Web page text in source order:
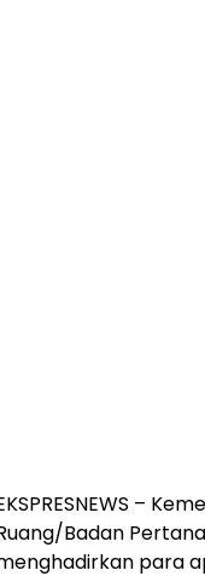
–
Badan
para